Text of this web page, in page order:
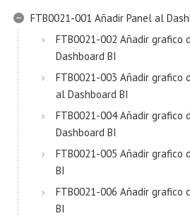
FTB0021-001 Añadir Panel al
FTB0021-002 Añadir grafico
Dashboard BI
FTB0021-003 Añadir grafico
al Dashboard BI
FTB0021-004 Añadir grafico
Dashboard BI
FTB0021-005 Añadir grafico
BI
FTB0021-006 Añadir grafico
BI